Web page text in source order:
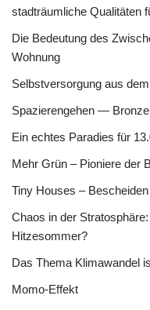
stadträumliche Qualitäten
Die Bedeutung des
Wohnung
Selbstversorgung aus
Spazierengehen —
Ein echtes Paradies für
Mehr Grün – Pioniere der
Tiny Houses –
Chaos in der
Hitzesommer?
Das Thema Klimawandel
Momo-Effekt